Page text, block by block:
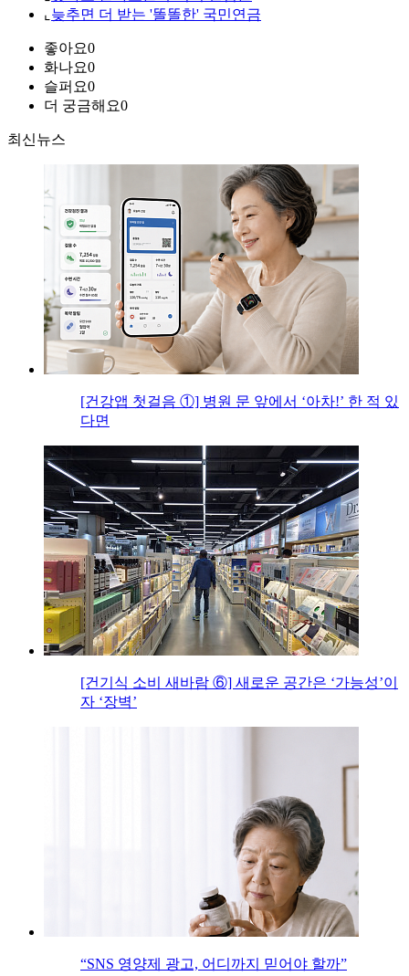
⌞ 늦추면 더 받는 '똘똘한' 국민연금
좋아요0
화나요0
슬퍼요0
더 궁금해요0
최신뉴스
[건강앱 첫걸음 ①] 병원 문 앞에서 ‘아차!’ 한 적 있
다면
[건기식 소비 새바람 ⑥] 새로운 공간은 ‘가능성’이
자 ‘장벽’
“SNS 영양제 광고, 어디까지 믿어야 할까”